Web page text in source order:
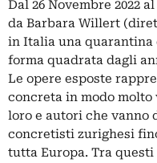
Dal 26 Novembre 2022
da Barbara Willert
in Italia una
forma quadrata dagli
Le opere esposte
concreta in modo
loro e autori che vanno
concretisti zurighesi
tutta Europa. Tra